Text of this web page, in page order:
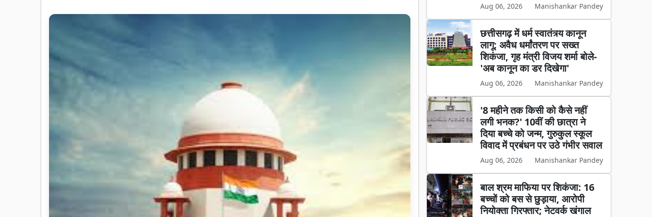
Aug 06, 2026 Manishankar Pandey
छत्तीसगढ़ में धर्म स्वातंत्र्य कानून
लागू: अवैध धर्मांतरण पर सख्त
शिकंजा, गृह मंत्री विजय शर्मा बोले-
'अब कानून का डर दिखेगा'
Aug 06, 2026 Manishankar Pandey
'8 महीने तक किसी को कैसे नहीं
लगी भनक?' 10वीं की छात्रा ने
दिया बच्चे को जन्म, गुरुकुल स्कूल
विवाद में प्रबंधन पर उठे गंभीर सवाल
Aug 06, 2026 Manishankar Pandey
बाल श्रम माफिया पर शिकंजा: 16
बच्चों को बस से छुड़ाया, आरोपी
नियोक्ता गिरफ्तार; नेटवर्क खंगाल